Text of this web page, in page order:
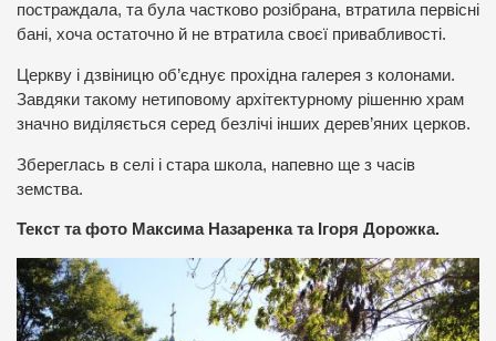
постраждала, та була частково розібрана, втратила первісні
бані, хоча остаточно й не втратила своєї привабливості.
Церкву і дзвіницю об’єднує прохідна галерея з колонами.
Завдяки такому нетиповому архітектурному рішенню храм
значно виділяється серед безлічі інших дерев’яних церков.
Збереглась в селі і стара школа, напевно ще з часів
земства.
Текст та фото Максима Назаренка та Ігоря Дорожка.